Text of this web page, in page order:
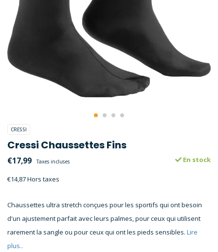
CRESSI
Cressi Chaussettes Fins
€17,99 Taxes incluses
€14,87 Hors taxes
En stock
Chaussettes ultra stretch conçues pour les sportifs qui ont besoin
d'un ajustement parfait avec leurs palmes, pour ceux qui utilisent
rarement la sangle ou pour ceux qui ont les pieds sensibles. Lire
plus..